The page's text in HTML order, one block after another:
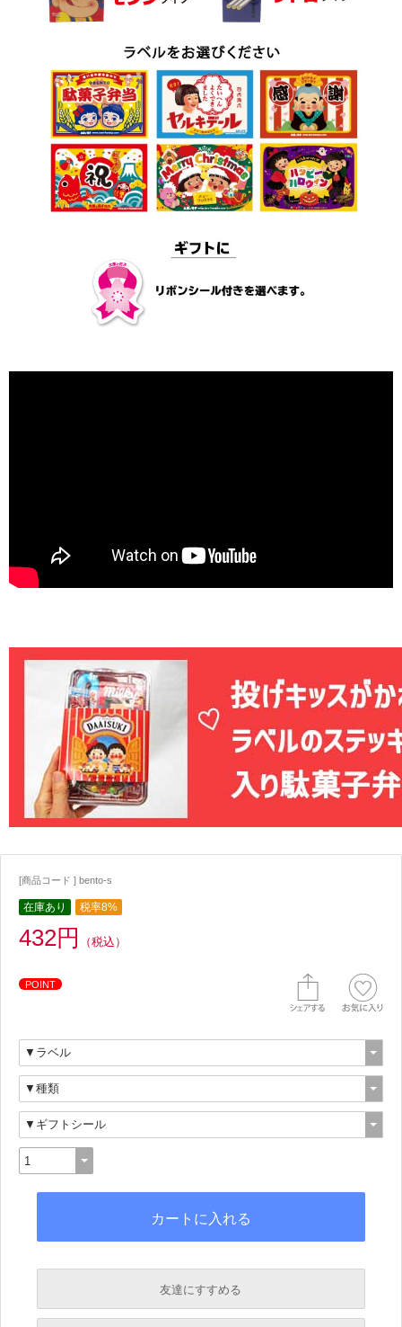
[商品コード ] bento-s
在庫あり 税率8%
432円 （税込）
POINT
友達にすすめる
必須